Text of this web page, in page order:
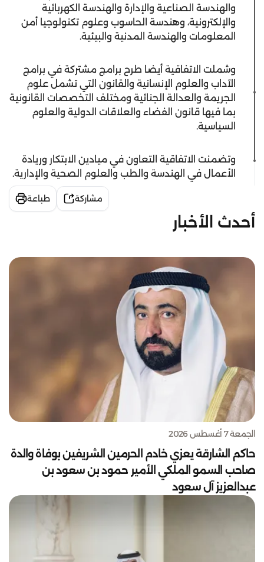
والهندسة الصناعية والإدارة والهندسة الكهربائية
والإلكترونية، وهندسة الحاسوب وعلوم تكنولوجيا أمن
المعلومات والهندسة المدنية والبيئية.
وشملت الاتفاقية أيضا طرح برامج مشتركة في برامج
الآداب والعلوم الإنسانية والقانون التي تشمل علوم
الجريمة والعدالة الجنائية ومختلف التخصصات القانونية
بما فيها قانون الفضاء والعلاقات الدولية والعلوم
السياسية.
وتضمنت الاتفاقية التعاون في ميادين الابتكار وريادة
الأعمال في الهندسة والطب والعلوم الصحية والإدارية.
مشاركة طباعة
أحدث الأخبار
الجمعة 7 أغسطس 2026
حاكم الشارقة يعزي خادم الحرمين الشريفين بوفاة والدة
صاحب السمو الملكي الأمير حمود بن سعود بن
عبدالعزيز آل سعود